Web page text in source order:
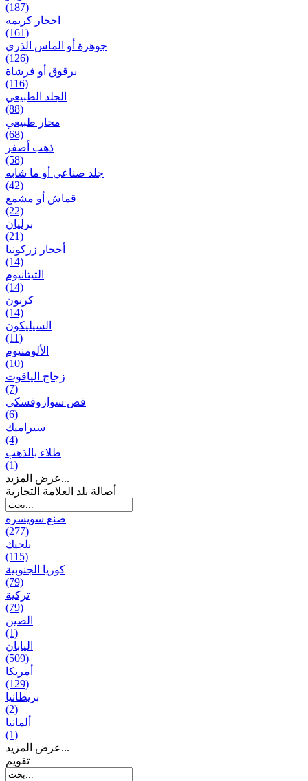
(187)
احجار کریمه
(161)
جوهرة أو الماس الذري
(126)
برقوق أو فرشاة
(116)
الجلد الطبيعي
(88)
محار طبيعي
(68)
ذهب أصفر
(58)
جلد صناعي أو ما شابه
(42)
قماش أو مشمع
(22)
برلیان
(21)
أحجار زركونيا
(14)
التيتانيوم
(14)
كربون
(14)
السيليكون
(11)
الألومنيوم
(10)
زجاج الياقوت
(7)
فص سواروفسكي
(6)
سيراميك
(4)
طلاء بالذهب
(1)
عرض المزيد...
أصالة بلد العلامة التجارية
صنع سویسره
(277)
بلجيك
(115)
كوريا الجنوبية
(79)
تركية
(79)
الصين
(1)
اليابان
(509)
أمريكا
(129)
بریطانیا
(2)
ألمانيا
(1)
عرض المزيد...
تقويم